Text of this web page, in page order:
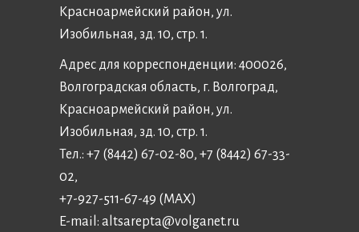
Красноармейский район, ул.
Изобильная, зд. 10, стр. 1.
Адрес для корреспонденции: 400026,
Волгоградская область, г. Волгоград,
Красноармейский район, ул.
Изобильная, зд. 10, стр. 1.
Тел.: +7 (8442) 67-02-80, +7 (8442) 67-33-
02,
+7-927-511-67-49 (MAX)
E-mail: altsarepta@volganet.ru